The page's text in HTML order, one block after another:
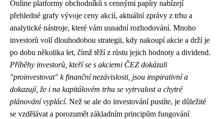
Online platformy obchodníků s cennými papíry nabízejí
přehledné grafy vývoje ceny akcií, aktuální zprávy z trhu a
analytické nástroje, které vám usnadní rozhodování. Mnoho
investorů volí dlouhodobou strategii, kdy nakoupí akcie a drží je
po dobu několika let, čímž těží z růstu jejich hodnoty a dividend.
Příběhy investorů, kteří se s akciemi ČEZ dokázali
"proinvestovat" k finanční nezávislosti, jsou inspirativní a
dokazují, že i na kapitálovém trhu se vytrvalost a chytré
plánování vyplácí. Než se ale do investování pustíte, je důležité
se vzdělávat a porozumět základním principům fungování